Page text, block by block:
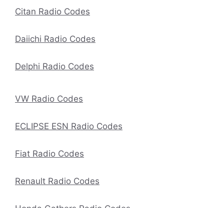
Citan Radio Codes
Daiichi Radio Codes
Delphi Radio Codes
VW Radio Codes
ECLIPSE ESN Radio Codes
Fiat Radio Codes
Renault Radio Codes